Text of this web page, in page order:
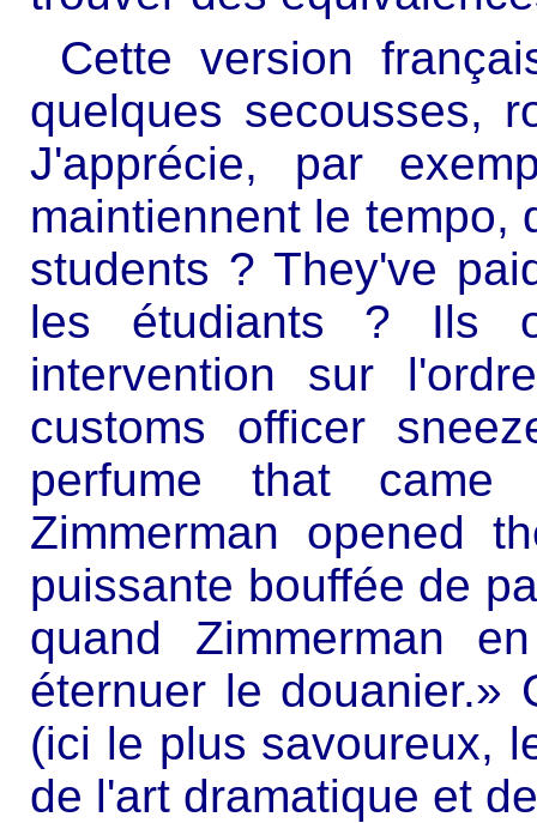
Cette version
quelques secousses,
J'apprécie, par
maintiennent le tempo,
students ? They've
les étudiants ? Ils
intervention sur
customs officer
perfume that
Zimmerman opened
puissante bouffée de
quand Zimmerman
éternuer le douanier.»
(ici le plus savoureux,
de l'art dramatique et